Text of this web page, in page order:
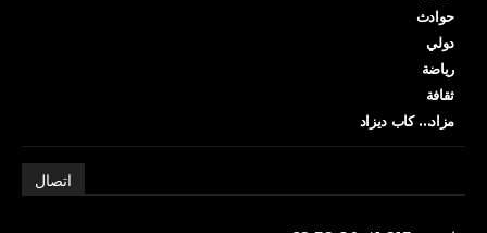
حوادث
دولي
رياضة
ثقافة
مزاد… كاب ديزاد
اتصال